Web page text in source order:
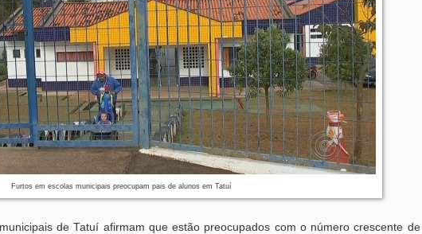
Furtos em escolas municipais preocupam pais de alunos em Tatuí
de Tatuí afirmam que estão preocupados com o número crescente